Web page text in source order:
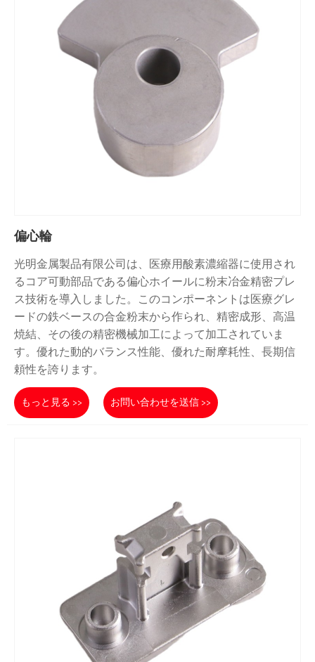
偏心輪
光明金属製品有限公司は、医療用酸素濃縮器に使用され
るコア可動部品である偏心ホイールに粉末冶金精密プレ
ス技術を導入しました。このコンポーネントは医療グレ
ードの鉄ベースの合金粉末から作られ、精密成形、高温
焼結、その後の精密機械加工によって加工されていま
す。優れた動的バランス性能、優れた耐摩耗性、長期信
頼性を誇ります。
もっと見る >> お問い合わせを送信 >>